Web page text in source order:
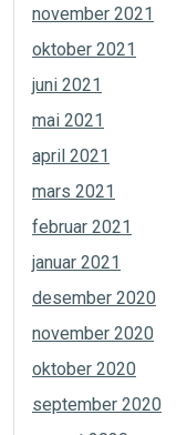
november 2021
oktober 2021
juni 2021
mai 2021
april 2021
mars 2021
februar 2021
januar 2021
desember 2020
november 2020
oktober 2020
september 2020